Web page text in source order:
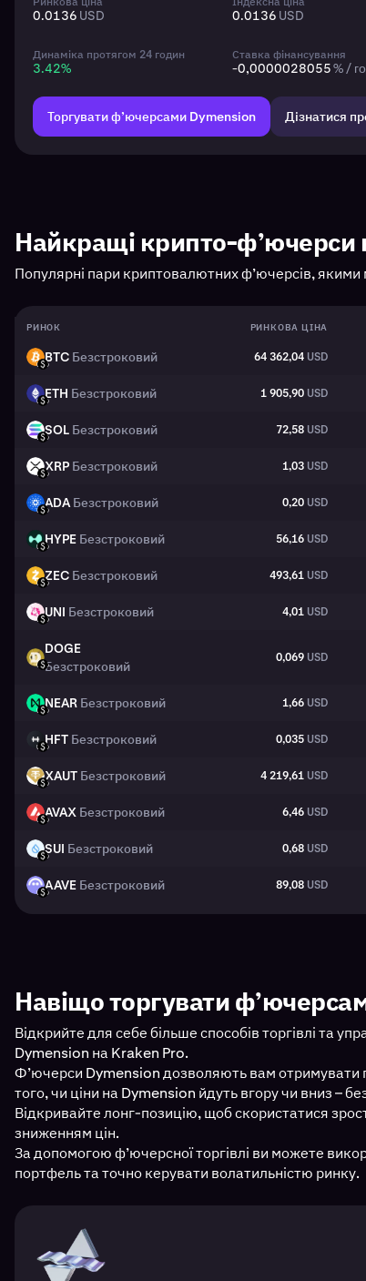
0.0136 USD 0.0136 USD
Динаміка протягом 24 годин
3.42%
Ставка фінансування
-0,0000028055% /
Торгувати ф’ючерсами Dymension Дізнатися
Найкращі крипто-ф’ючерси
Популярні пари криптовалютних ф’ючерсів,
РИНОК РИНКОВА ЦІНА
BTC
USDBTC Безстроковий 64 362,04 USD
ETH
USDETH Безстроковий 1 905,90 USD
SOL
USDSOL Безстроковий 72,58 USD
XRP
USDXRP Безстроковий 1,03 USD
ADA
USDADAБезстроковий 0,20 USD
HYPE
USDHYPE Безстроковий 56,16 USD
ZEC
USDZEC Безстроковий 493,61 USD
UNI
USDUNI Безстроковий 4,01 USD
DOGE
USD
DOGE
Безстроковий
0,069 USD
NEAR
USDNEAR Безстроковий 1,66 USD
HFT
USDHFT Безстроковий 0,035 USD
XAUT
USDXAUT Безстроковий 4 219,61 USD
AVAX
USDAVAX Безстроковий 6,46 USD
SUI
USDSUI Безстроковий 0,68 USD
AAVE
USDAAVE Безстроковий 89,08 USD
Навіщо торгувати
Відкрийте для себе більше способів торгівлі та
Dymension на Kraken Pro.
Ф’ючерси Dymension дозволяють вам отримувати
того, чи ціни на Dymension йдуть вгору чи вниз –
Відкривайте лонг-позицію, щоб скористатися
зниженням цін.
За допомогою ф’ючерсної торгівлі ви можете
портфель та точно керувати волатильністю ринку.